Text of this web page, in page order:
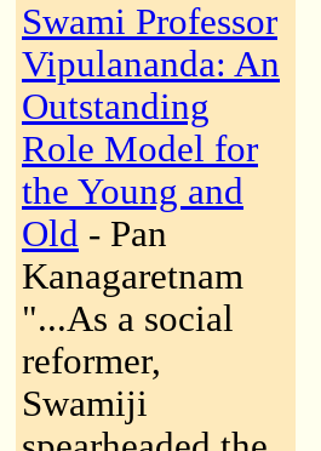
Swami Professor
Vipulananda: An
Outstanding
Role Model for
the Young and
Old - Pan
Kanagaretnam
"...As a social
reformer,
Swamiji